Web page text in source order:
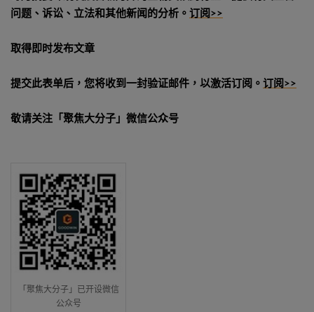
问题、诉讼、立法和其他新闻的分析。 订阅>>
取得即时发布文章
提交此表单后，您将收到一封验证邮件，以激活订阅。 订阅>>
敬请关注「聚焦大分子」微信公众号
「聚焦大分子」已开设微信
公众号